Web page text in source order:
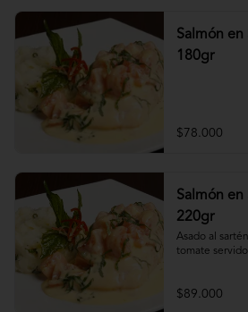
Salmón en
180gr
$78.000
Salmón en
220gr
Asado al
tomate
$89.000